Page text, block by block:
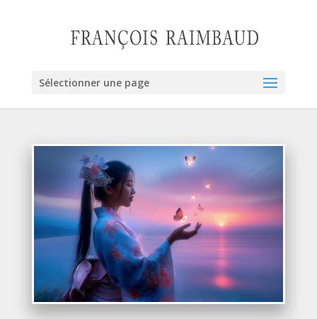
Sélectionner une page